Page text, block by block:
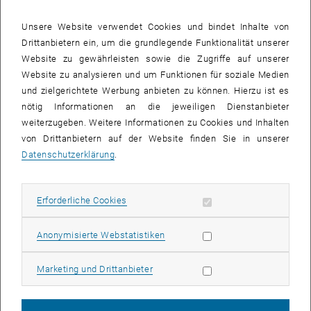
Veränderung von Arbeit und Produktion in der Vergangenheit und –
absehbar – in Zukunft stand im Zentrum unserer zweiten
Veranstaltung in Kooperation mit dem Technischen Museum Wien,
wo wir zu einer abendlichen Spezialführung durch die
Sonderausstellung „Arbeit & Produktion“ teilnahmen. Christopher
Lindinger, Director of Research and Innovation am Ars Electronica
Futurelab, ging im Anschluss vor Ort in einem Impulsvortrag mit
Diskussion auf die aktuellen und künftigen Herausforderungen und
Trends ein, welche für das Wechselspiel von
Programmüberblick Sommersemester 2019:
Dienstag, 07.05.2019., 18:00 Uhr:"Ingenieurwissenschaft mit
Impact"- Johann Kollegger (Leiter des Forschungsbereichs
Stahlbeton und Massivbau)
Unsere Website verwendet Cookies und bindet Inhalte von
Drittanbietern ein, um die grundlegende Funktionalität unserer
Website zu gewährleisten sowie die Zugriffe auf unserer
Website zu analysieren und um Funktionen für soziale Medien
und zielgerichtete Werbung anbieten zu können. Hierzu ist es
nötig Informationen an die jeweiligen Dienstanbieter
weiterzugeben. Weitere Informationen zu Cookies und Inhalten
von Drittanbietern auf der Website finden Sie in unserer
Datenschutzerklärung
Erforderliche Cookies Erforderliche Cookies zulassen
Anonymisierte WebstatistikenStatistik Cookies zulassen
Marketing und DrittanbieterMarketing Cookies zulassen